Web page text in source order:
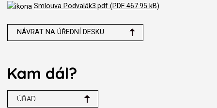
Smlouva Podvalák3.pdf (PDF 467.95 kB)
NÁVRAT NA ÚŘEDNÍ DESKU
Kam dál?
ÚŘAD